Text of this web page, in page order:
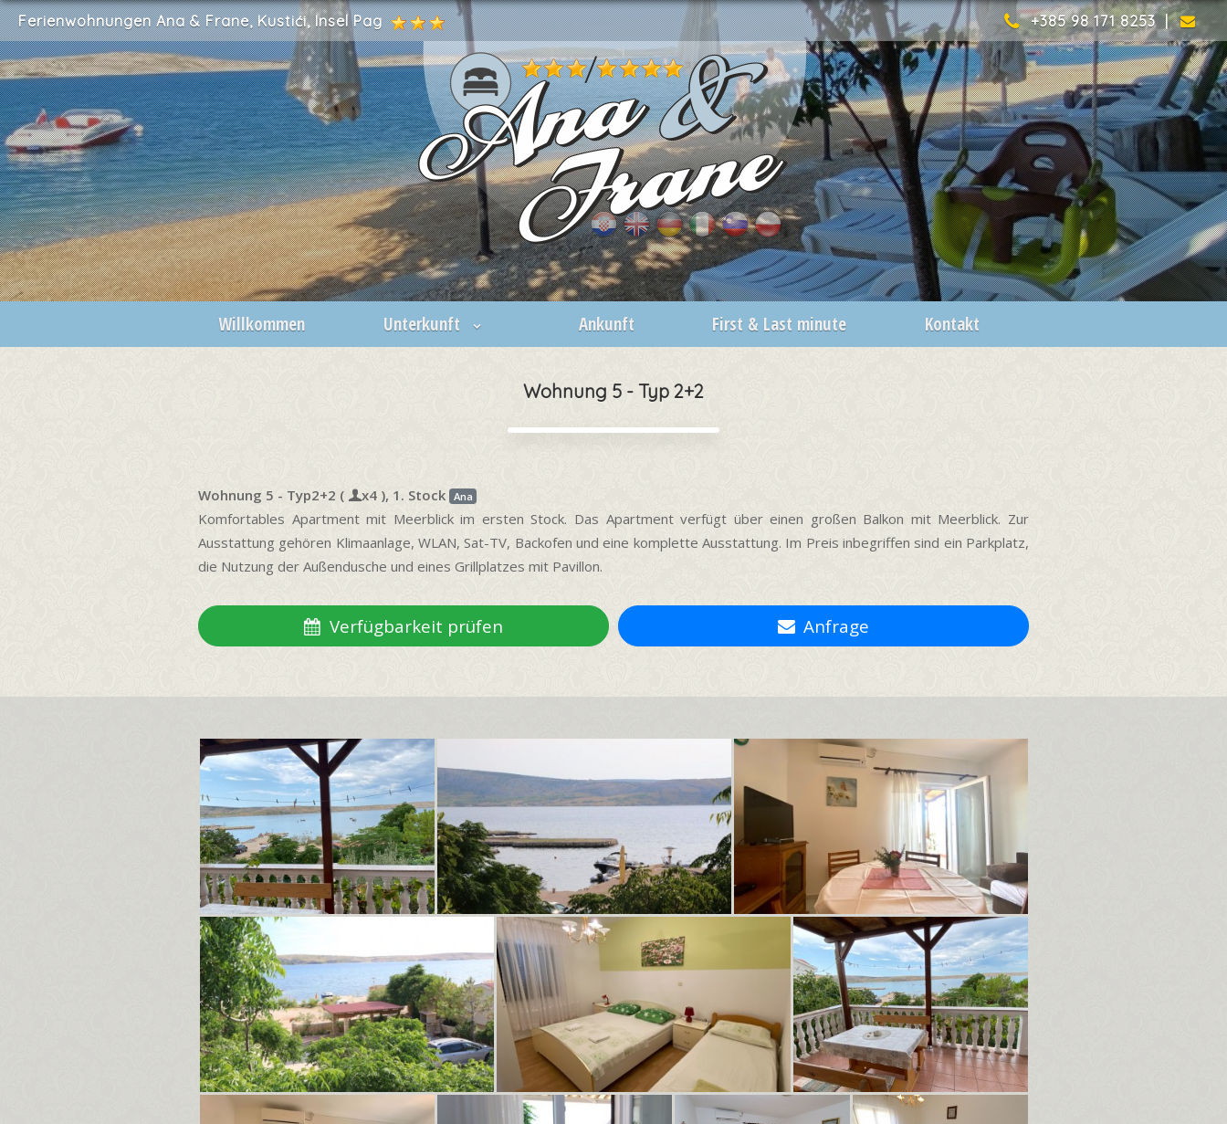
Ferienwohnungen Ana & Frane, Kustići, Insel Pag +385 98 171 8253 |
Willkommen Unterkunft Ankunft First & Last minute Kontakt
Wohnung 5 - Typ 2+2
Wohnung 5 - Typ2+2 ( x4 ), 1. Stock Ana
Komfortables Apartment mit Meerblick im ersten Stock. Das Apartment verfügt über einen großen Balkon mit Meerblick. Zur
Ausstattung gehören Klimaanlage, WLAN, Sat-TV, Backofen und eine komplette Ausstattung. Im Preis inbegriffen sind ein Parkplatz,
die Nutzung der Außendusche und eines Grillplatzes mit Pavillon.
Verfügbarkeit prüfen Anfrage